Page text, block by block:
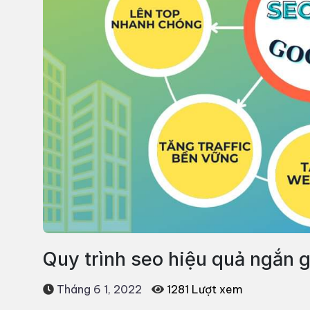
Quy trình seo hiệu quả ngắn
Tháng 6 1, 2022 1281 Lượt xem